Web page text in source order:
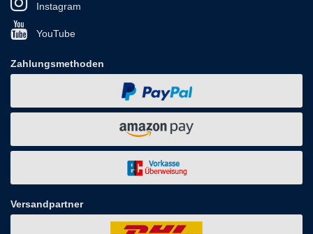
Instagram
YouTube
Zahlungsmethoden
Versandpartner